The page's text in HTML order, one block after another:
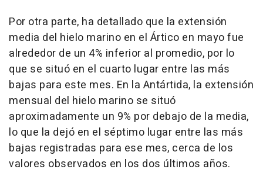
Por otra parte, ha detallado que la extensión
media del hielo marino en el Ártico en mayo fue
alrededor de un 4% inferior al promedio, por lo
que se situó en el cuarto lugar entre las más
bajas para este mes. En la Antártida, la extensión
mensual del hielo marino se situó
aproximadamente un 9% por debajo de la media,
lo que la dejó en el séptimo lugar entre las más
bajas registradas para ese mes, cerca de los
valores observados en los dos últimos años.